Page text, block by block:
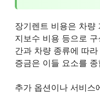
장기렌트 비용은 차량
지보수 비용 등으로
간과 차량 종류에 따
증금은 이들 요소를
추가 옵션이나 서비스